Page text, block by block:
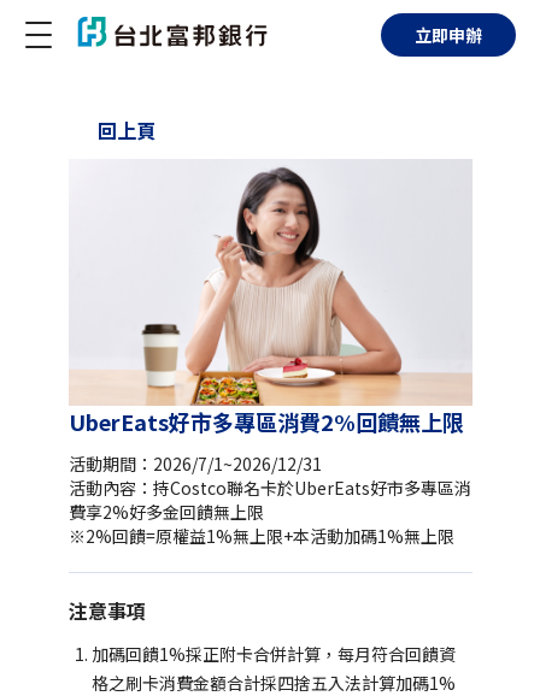
立即申辦
回上頁
UberEats好市多專區消費2%回饋無上限
活動期間：2026/7/1~2026/12/31
活動內容：持Costco聯名卡於UberEats好市多專區消
費享2%好多金回饋無上限
※2%回饋=原權益1%無上限+本活動加碼1%無上限
注意事項
加碼回饋1%採正附卡合併計算，每月符合回饋資
格之刷卡消費金額合計採四捨五入法計算加碼1%